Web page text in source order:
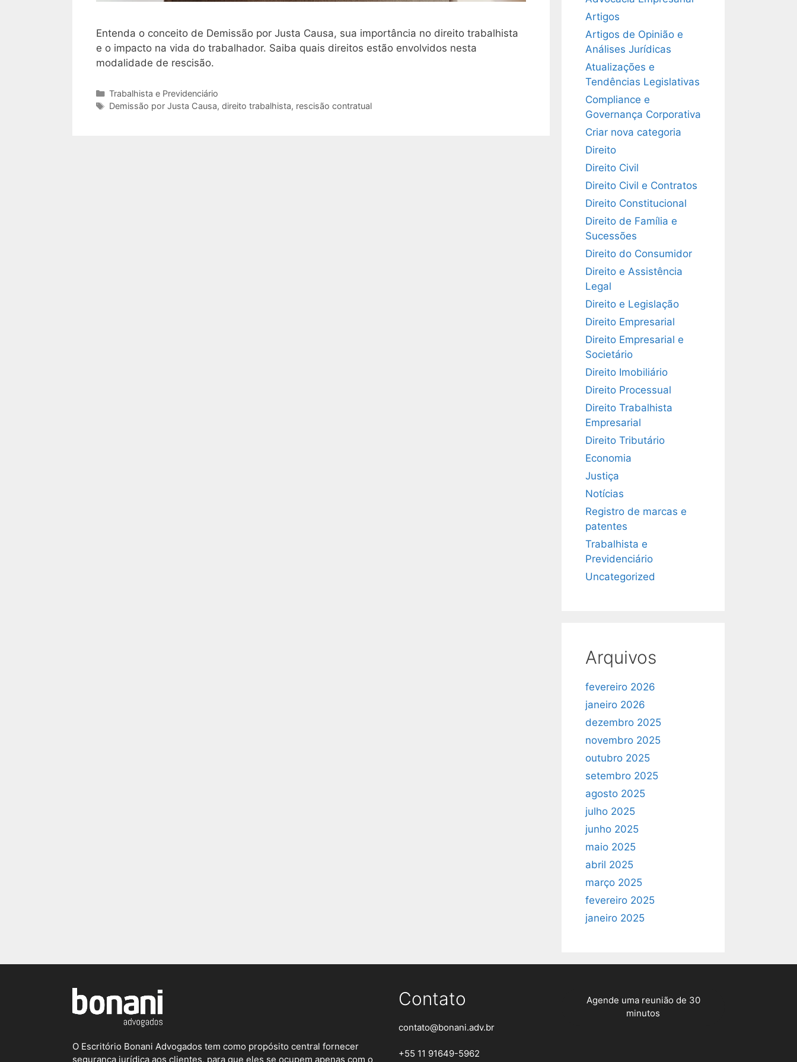
Entenda o conceito de Demissão por Justa Causa, sua importância no direito trabalhista
e o impacto na vida do trabalhador. Saiba quais direitos estão envolvidos nesta
modalidade de rescisão.
Categorias
Trabalhista e Previdenciário
Tags
Demissão por Justa Causa, direito trabalhista, rescisão contratual
Artigos
Artigos de Opinião e
Análises Jurídicas
Atualizações e
Tendências Legislativas
Compliance e
Governança Corporativa
Criar nova categoria
Direito
Direito Civil
Direito Civil e Contratos
Direito Constitucional
Direito de Família e
Sucessões
Direito do Consumidor
Direito e Assistência
Legal
Direito e Legislação
Direito Empresarial
Direito Empresarial e
Societário
Direito Imobiliário
Direito Processual
Direito Trabalhista
Empresarial
Direito Tributário
Economia
Justiça
Notícias
Registro de marcas e
patentes
Trabalhista e
Previdenciário
Uncategorized
Arquivos
fevereiro 2026
janeiro 2026
dezembro 2025
novembro 2025
outubro 2025
setembro 2025
agosto 2025
julho 2025
junho 2025
maio 2025
abril 2025
março 2025
fevereiro 2025
janeiro 2025
O Escritório Bonani Advogados tem como propósito central fornecer
segurança jurídica aos clientes, para que eles se ocupem apenas com o
Contato
contato@bonani.adv.br
+55 11 91649-5962
Agende uma reunião de 30
minutos